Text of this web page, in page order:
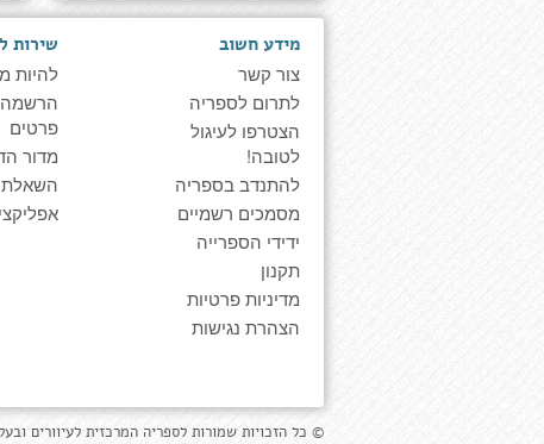
מידע חשוב
צור קשר
לתרום לספריה
הצטרפו לעיגול
לטובה!
להתנדב בספריה
מסמכים רשמיים
ידידי הספרייה
תקנון
מדיניות פרטיות
הצהרת נגישות
שירות
להיות
הרשמה
פרטים
מדור
השאלת
© כל הזכויות שמורות לספריה המרכזית לעיוורים